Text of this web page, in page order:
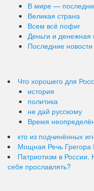
В мире —
Великая страна
Всем всё пофиг
Деньги и денежная
Последние
Что хорошего для
история
политика
не дай русскому
Время
кто из подчинённых
Мощная Речь Грегора
Патриотизм в России.
себя прославлять?